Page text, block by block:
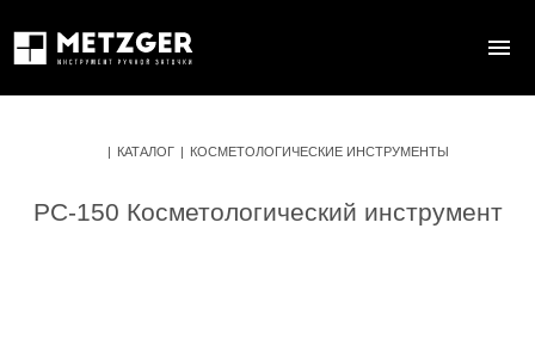
| КАТАЛОГ | КОСМЕТОЛОГИЧЕСКИЕ ИНСТРУМЕНТЫ
PC-150 Косметологический инструмент